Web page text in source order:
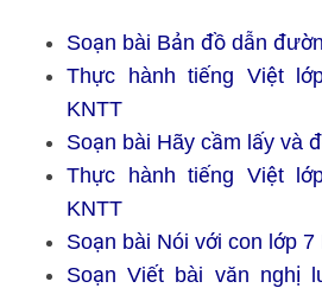
Soạn bài Bản đồ dẫn
Thực hành tiếng Việt
KNTT
Soạn bài Hãy cầm lấy và
Thực hành tiếng Việt
KNTT
Soạn bài Nói với con lớp
Soạn Viết bài văn nghị